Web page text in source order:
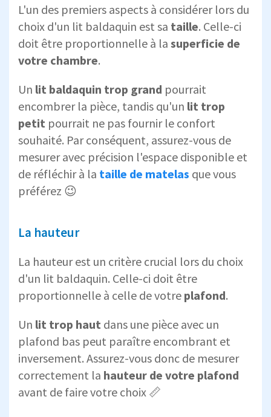
L'un des premiers aspects à considérer lors du
choix d'un lit baldaquin est sa taille. Celle-ci
doit être proportionnelle à la superficie de
votre chambre.
Un lit baldaquin trop grand pourrait
encombrer la pièce, tandis qu'un lit trop
petit pourrait ne pas fournir le confort
souhaité. Par conséquent, assurez-vous de
mesurer avec précision l'espace disponible et
de réfléchir à la taille de matelas que vous
préférez 😉
La hauteur
La hauteur est un critère crucial lors du choix
d'un lit baldaquin. Celle-ci doit être
proportionnelle à celle de votre plafond.
Un lit trop haut dans une pièce avec un
plafond bas peut paraître encombrant et
inversement. Assurez-vous donc de mesurer
correctement la hauteur de votre plafond
avant de faire votre choix 📏